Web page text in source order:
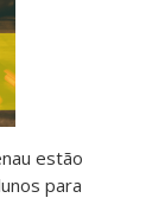
estão
para